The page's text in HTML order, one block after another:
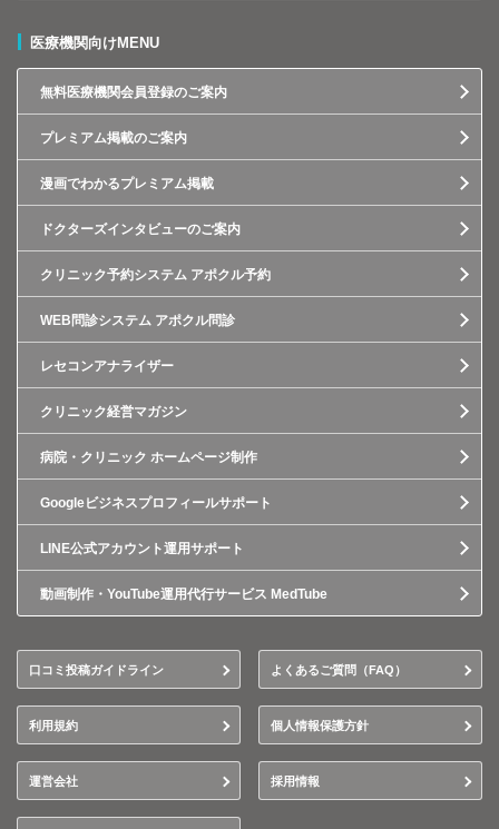
医療機関向けMENU
無料医療機関会員登録のご案内
プレミアム掲載のご案内
漫画でわかるプレミアム掲載
ドクターズインタビューのご案内
クリニック予約システム アポクル予約
WEB問診システム アポクル問診
レセコンアナライザー
クリニック経営マガジン
病院・クリニック ホームページ制作
Googleビジネスプロフィールサポート
LINE公式アカウント運用サポート
動画制作・YouTube運用代行サービス MedTube
口コミ投稿ガイドライン よくあるご質問（FAQ）
利用規約 個人情報保護方針
運営会社 採用情報